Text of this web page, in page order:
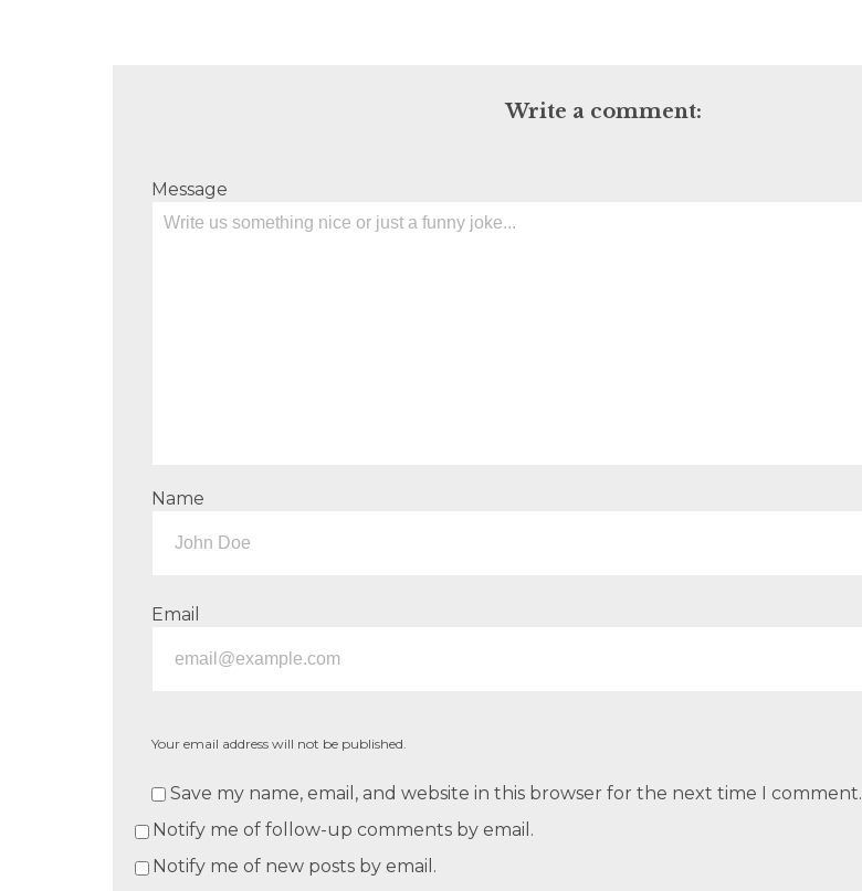
Write a comment:
Message
Name
Email
Your email address will not be published.
Save my name, email, and website in this browser for the next time I comment.
Notify me of follow-up comments by email.
Notify me of new posts by email.